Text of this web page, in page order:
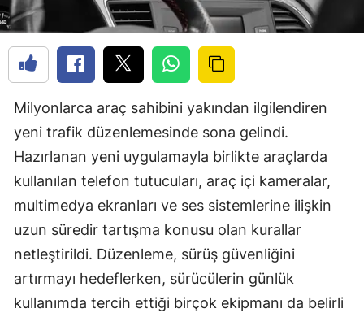
Milyonlarca araç sahibini yakından ilgilendiren
yeni trafik düzenlemesinde sona gelindi.
Hazırlanan yeni uygulamayla birlikte araçlarda
kullanılan telefon tutucuları, araç içi kameralar,
multimedya ekranları ve ses sistemlerine ilişkin
uzun süredir tartışma konusu olan kurallar
netleştirildi. Düzenleme, sürüş güvenliğini
artırmayı hedeflerken, sürücülerin günlük
kullanımda tercih ettiği birçok ekipmanı da belirli